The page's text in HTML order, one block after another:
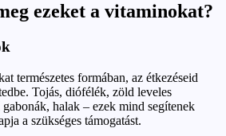
ezeket a vitaminokat?
természetes formában, az étkezéseid
Tojás, diófélék, zöld leveles
halak – ezek mind segítenek
a szükséges támogatást.